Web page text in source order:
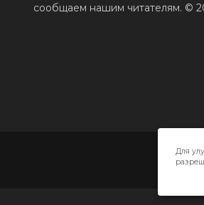
сообщаем нашим читателям. ©
Для